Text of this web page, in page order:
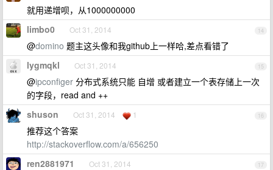
就用递增呗，从1000000000
14
limbo0 Oct 31, 2014
@domino 题主这头像和我github上一样哈,差点看错了
15
lygmqkl Oct 31, 2014
@ipconfiger 分布式系统只能 自增 或者建立一个表存储上一次
的字段，read and ++
16
shuson Oct 31, 2014 1
推荐这个答案
http://stackoverflow.com/a/656250
17
ren2881971 Oct 31, 2014